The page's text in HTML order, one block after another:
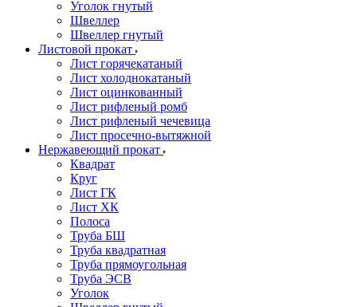
Уголок гнутый
Швеллер
Швеллер гнутый
Листовой прокат
Лист горячекатаный
Лист холоднокатаный
Лист оцинкованный
Лист рифленый ромб
Лист рифленый чечевица
Лист просечно-вытяжной
Нержавеющий прокат
Квадрат
Круг
Лист ГК
Лист ХК
Полоса
Труба БШ
Труба квадратная
Труба прямоугольная
Труба ЭСВ
Уголок